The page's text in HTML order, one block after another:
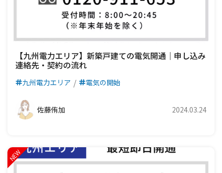
【九州電力エリア】新築戸建ての電気開通｜申し込み
連絡先・契約の流れ
九州電力エリア 電気の開始
佐藤侑加 2024.03.24